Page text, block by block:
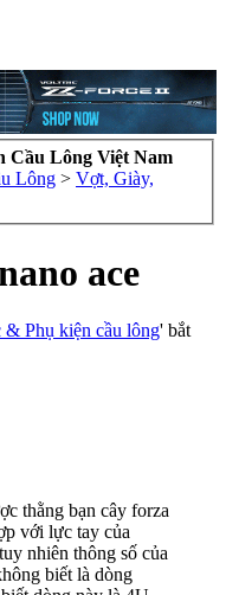
Cầu Lông Việt Nam
Lông > Vợt, Giày,
ace
Phụ kiện cầu lông' bắt
thằng bạn cây forza
với lực tay của
nhiên thông số của
biết là dòng